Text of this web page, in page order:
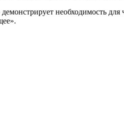
необходимость для